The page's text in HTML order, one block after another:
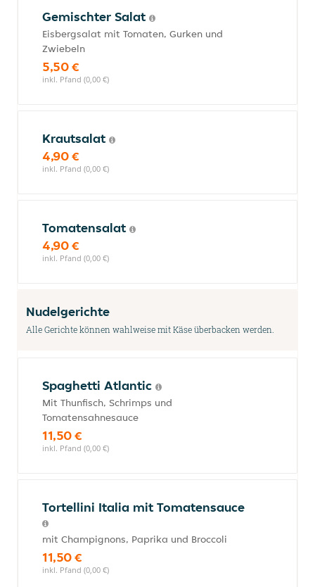
Gemischter Salat
Eisbergsalat mit Tomaten, Gurken und
Zwiebeln
5,50 €
inkl. Pfand (0,00 €)
Krautsalat
4,90 €
inkl. Pfand (0,00 €)
Tomatensalat
4,90 €
inkl. Pfand (0,00 €)
Nudelgerichte
Alle Gerichte können wahlweise mit Käse überbacken werden.
Spaghetti Atlantic
Mit Thunfisch, Schrimps und
Tomatensahnesauce
11,50 €
inkl. Pfand (0,00 €)
Tortellini Italia mit Tomatensauce
mit Champignons, Paprika und Broccoli
11,50 €
inkl. Pfand (0,00 €)